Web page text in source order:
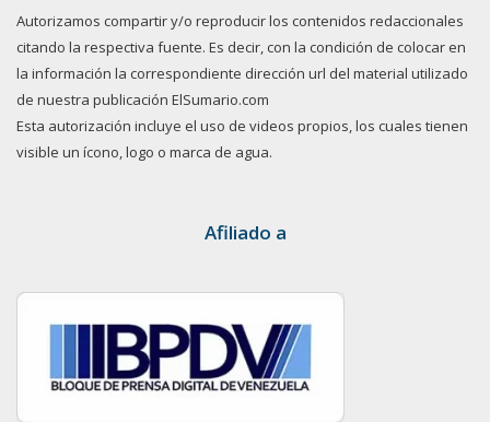
Autorizamos compartir y/o reproducir los contenidos redaccionales
citando la respectiva fuente. Es decir, con la condición de colocar en
la información la correspondiente dirección url del material utilizado
de nuestra publicación ElSumario.com
Esta autorización incluye el uso de videos propios, los cuales tienen
visible un ícono, logo o marca de agua.
Afiliado a